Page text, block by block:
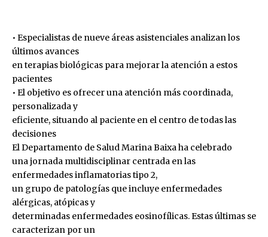
• Especialistas de nueve áreas asistenciales analizan los
últimos avances
en terapias biológicas para mejorar la atención a estos
pacientes
• El objetivo es ofrecer una atención más coordinada,
personalizada y
eficiente, situando al paciente en el centro de todas las
decisiones
El Departamento de Salud Marina Baixa ha celebrado
una jornada multidisciplinar centrada en las
enfermedades inflamatorias tipo 2,
un grupo de patologías que incluye enfermedades
alérgicas, atópicas y
determinadas enfermedades eosinofílicas. Estas últimas se
caracterizan por un